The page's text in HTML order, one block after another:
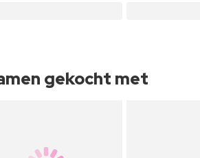
gekocht met